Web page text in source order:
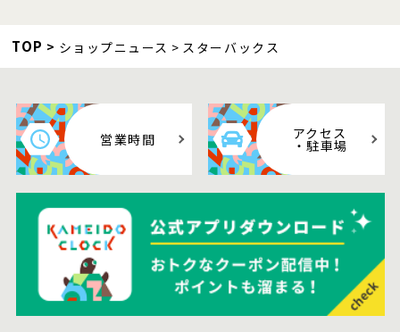
TOP ショップニュース スターバックス
営業時間 アクセス
・駐車場